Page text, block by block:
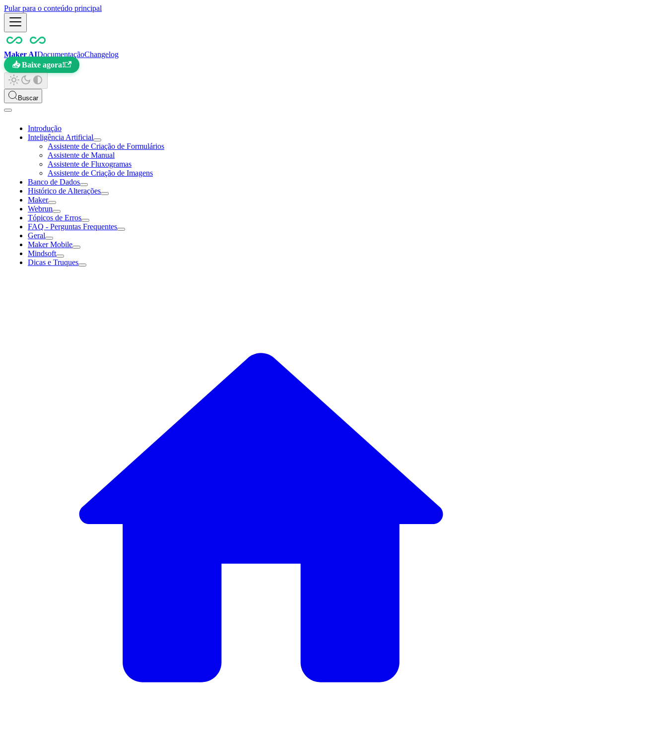
Pular para o conteúdo principal
Maker AIDocumentaçãoChangelog
📥 Baixe agora!
Buscar
Introdução
Inteligência Artificial
Assistente de Criação de Formulários
Assistente de Manual
Assistente de Fluxogramas
Assistente de Criação de Imagens
Banco de Dados
Histórico de Alterações
Maker
Webrun
Tópicos de Erros
FAQ - Perguntas Frequentes
Geral
Maker Mobile
Mindsoft
Dicas e Truques